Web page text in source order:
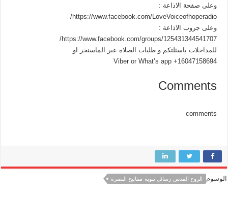
وعلى صفحة الاذاعة :
https://www.facebook.com/LoveVoiceofhoperadio/
وعلى جروب الاذاعة :
https://www.facebook.com/groups/125431344541707/
للمداخلات باسئلتكم و طلبات الصلاة عبر الماسنجر او
Viber or What’s app +16047158694
Comments
comments
الوسوم الروح القدس-رسائل نبوية-مفاتيح النصرة